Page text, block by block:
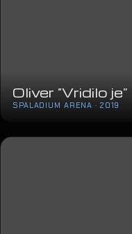
Oliver “Vridilo je”
SPALADIUM ARENA · 2019